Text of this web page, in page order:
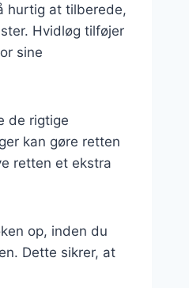
hurtig at tilberede,
Hvidløg tilføjer
sine
de rigtige
kan gøre retten
retten et ekstra
op, inden du
Dette sikrer, at